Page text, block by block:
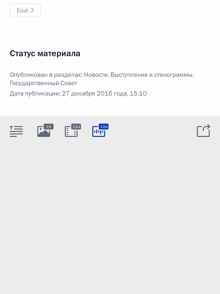
Ещё 3
Статус материала
Опубликован в разделах: Новости, Выступления и стенограммы,
Государственный Совет
Дата публикации:27 декабря 2016 года, 15:10
19 12м 12м